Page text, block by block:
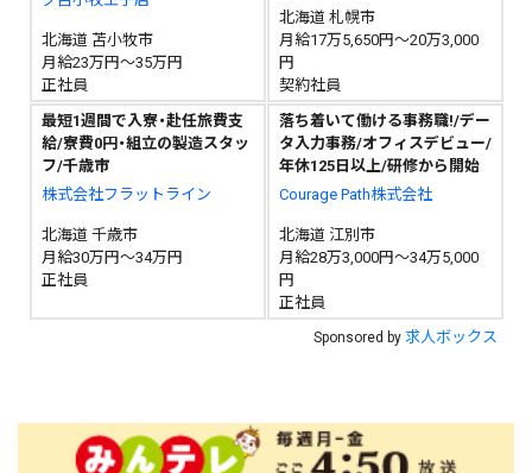
北海道 苫小牧市
月給23万円～35万円
正社員
北海道 札幌市
月給17万5,650円～20万3,000
円
契約社員
最短1週間で入寮・赴任旅費支
給/寮費0円・組立の製造スタッ
フ/千歳市
株式会社フラットライン
北海道 千歳市
月給30万円～34万円
正社員
落ち着いて働ける事務職!/デー
タ入力事務/オフィスデビュー/
年休125日以上/研修から開始
Courage Path株式会社
北海道 江別市
月給28万3,000円～34万5,000
円
正社員
Sponsored by 求人ボックス